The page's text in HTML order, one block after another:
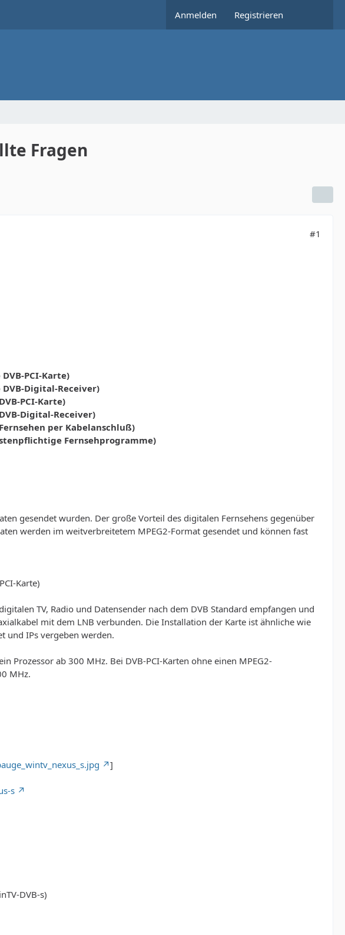
Anmelden Registrieren
Fragen
#1
PCI-Karte)
Digital-Receiver)
PCI-Karte)
Digital-Receiver)
per Kabelanschluß)
Fernsehprogramme)
gesendet wurden. Der große Vorteil des digitalen Fernsehens gegenüber
werden im weitverbreitetem MPEG2-Format gesendet und können fast
Karte)
TV, Radio und Datensender nach dem DVB Standard empfangen und
mit dem LNB verbunden. Die Installation der Karte ist ähnliche wie
und IPs vergeben werden.
Prozessor ab 300 MHz. Bei DVB-PCI-Karten ohne einen MPEG2-
MHz.
]
s
DVB-s)